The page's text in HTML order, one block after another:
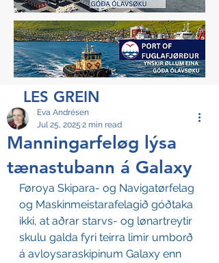
LES GREIN
Manningarfeløg lýsa
tænastubann á Galaxy
Eva Andrésen
Jul 25, 2025 2 min read
Føroya Skipara- og Navigatørfelag
og Maskinmeistarafelagið góðtaka
ikki, at aðrar starvs- og lønartreytir
skulu galda fyri teirra limir umborð
á avloysaraskipinum Galaxy enn